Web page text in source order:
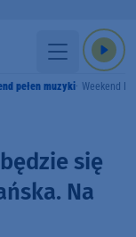
pełen muzyki Weekend FM
się
Na